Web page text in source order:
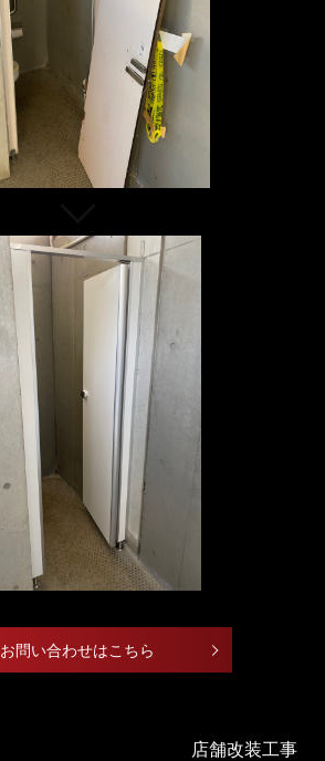
お問い合わせはこちら
店舗改装工事